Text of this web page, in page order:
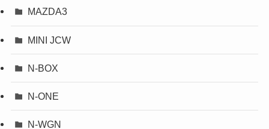
MAZDA3
MINI JCW
N-BOX
N-ONE
N-WGN